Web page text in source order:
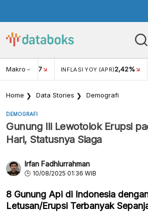
Makro
USD/IDR 17 INFLASI YOY (APR)2,42%
Home Data Stories Demografi
DEMOGRAFI
Gunung Ili Lewotolok Erupsi
Hari, Statusnya Siaga
Irfan Fadhlurrahman
10/08/2025 01:36 WIB
8 Gunung Api di Indonesia
Letusan/Erupsi Terbanyak